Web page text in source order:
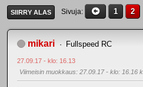
SIIRRY ALAS Sivuja 1 2
mikari Fullspeed RC
27.09.17 - klo: 16.13
Viimeisin muokkaus: 27.09.17 - klo: 16.16